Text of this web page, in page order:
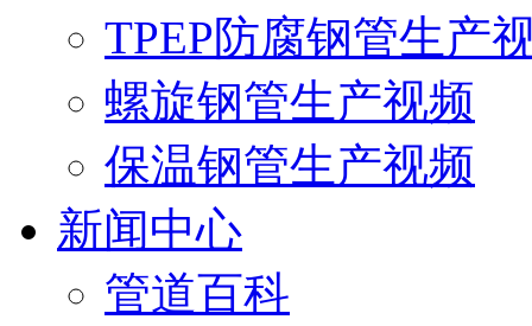
TPEP防腐钢管生产
螺旋钢管生产视频
保温钢管生产视频
新闻中心
管道百科